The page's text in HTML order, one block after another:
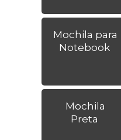
Mochila para
Notebook
Mochila
Preta